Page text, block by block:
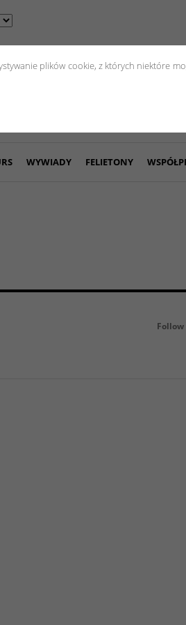
plików cookie, z których niektóre
WYWIADY FELIETONY